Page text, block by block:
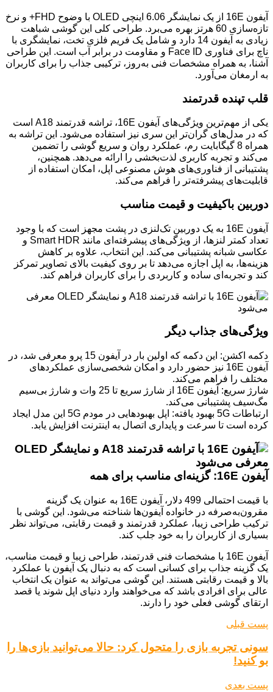
آیفون 16E از یک نمایشگر 6.06 اینچی OLED با وضوح FHD+ و نرخ
تازه‌سازی 60 هرتز بهره می‌برد. طراحی کلی این گوشی شباهت
زیادی به آیفون 14 دارد و شامل یک فریم فلزی تخت، نمایشگری با
ناچ برای فناوری Face ID و مقاومت در برابر آب است. این طراحی
آشنا، به همراه مشخصات فنی به‌روز، ترکیبی جذاب را برای کاربران
به ارمغان می‌آورد.
قلب تپنده قدرتمند
یکی از مهم‌ترین ویژگی‌های آیفون 16E، تراشه قدرتمند A18 است
که در مدل‌های گران‌تر این سری نیز استفاده می‌شود. این تراشه به
همراه 8 گیگابایت رم، عملکرد روان و سریع گوشی را تضمین
می‌کند و تجربه کاربری لذت‌بخشی را ارائه می‌دهد. همچنین،
پشتیبانی از فناوری‌های هوش مصنوعی اپل، امکان استفاده از
قابلیت‌های پیشرفته‌تر را فراهم می‌کند.
دوربین باکیفیت و قیمت مناسب
آیفون 16E به یک دوربین تک‌لنزی در پشت مجهز است که با وجود
تعداد کمتر لنزها، از ویژگی‌های پیشرفته‌ای مانند Smart HDR و
عکاسی شبانه پشتیبانی می‌کند. این انتخاب، علاوه بر کاهش
هزینه‌ها، به اپل اجازه می‌دهد تا بر روی کیفیت بالای تصاویر تمرکز
کند و تجربه‌ای ساده و کاربردی را برای کاربران فراهم کند.
ویژگی‌های جذاب دیگر
دکمه اکشن: این دکمه که اولین بار در آیفون 15 پرو معرفی شد، در
آیفون 16E نیز حضور دارد و امکان شخصی‌سازی عملکردهای
مختلف را فراهم می‌کند.
شارژ سریع: آیفون 16E از شارژ سریع تا 25 وات و شارژ بی‌سیم
مگ‌سیف پشتیبانی می‌کند.
ارتباطات 5G بهبود یافته: اپل بهبودهایی در مودم 5G این مدل ایجاد
کرده است تا سرعت و پایداری اتصال به اینترنت افزایش یابد.
آیفون 16E: گزینه‌ای مناسب برای همه
با قیمت احتمالی 499 دلار، آیفون 16E به عنوان یک گزینه
مقرون‌به‌صرفه در خانواده آیفون‌ها شناخته می‌شود. این گوشی با
ترکیب طراحی زیبا، عملکرد قدرتمند و قیمت رقابتی، می‌تواند نظر
بسیاری از کاربران را به خود جلب کند.
آیفون 16E با مشخصات فنی قدرتمند، طراحی زیبا و قیمت مناسب،
یک گزینه جذاب برای کسانی است که به دنبال یک آیفون با عملکرد
بالا و قیمت رقابتی هستند. این گوشی می‌تواند به عنوان یک انتخاب
عالی برای افرادی باشد که می‌خواهند وارد دنیای اپل شوند یا قصد
ارتقای گوشی فعلی خود را دارند.
پست قبلی
سونی تجربه بازی را متحول کرد: حالا می‌توانید بازی‌ها را
بو کنید!
پست بعدی